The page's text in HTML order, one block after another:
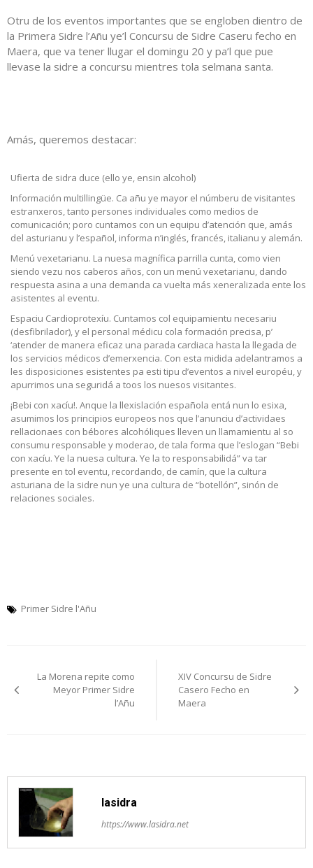
Otru de los eventos importantes que se engloben dientro de
la Primera Sidre l’Añu ye’l Concursu de Sidre Caseru fecho en
Maera, que va tener llugar el domingu 20 y pa’l que pue
llevase la sidre a concursu mientres tola selmana santa.
Amás, queremos destacar:
Ufierta de sidra duce (ello ye, ensin alcohol)
Información multillingüe. Ca añu ye mayor el númberu de visitantes
estranxeros, tanto persones individuales como medios de
comunicación; poro cuntamos con un equipu d’atención que, amás
del asturianu y l’español, informa n’inglés, francés, italianu y alemán.
Menú vexetarianu. La nuesa magnífica parrilla cunta, como vien
siendo vezu nos caberos años, con un menú vexetarianu, dando
respuesta asina a una demanda ca vuelta más xeneralizada ente los
asistentes al eventu.
Espaciu Cardioprotexíu. Cuntamos col equipamientu necesariu
(desfibrilador), y el personal médicu cola formación precisa, p’
‘atender de manera eficaz una parada cardiaca hasta la llegada de
los servicios médicos d’emerxencia. Con esta midida adelantramos a
les disposiciones esistentes pa esti tipu d’eventos a nivel européu, y
apurrimos una seguridá a toos los nuesos visitantes.
¡Bebi con xacíu!. Anque la llexislación española entá nun lo esixa,
asumimos los principios europeos nos que l’anunciu d’actividaes
rellacionaes con bébores alcohóliques lleven un llamamientu al so
consumu responsable y moderao, de tala forma que l’eslogan “Bebi
con xacíu. Ye la nuesa cultura. Ye la to responsabilidá” va tar
presente en tol eventu, recordando, de camín, que la cultura
asturiana de la sidre nun ye una cultura de “botellón”, sinón de
relaciones sociales.
Primer Sidre l'Añu
pelos
La Morena repite como
Meyor Primer Sidre
l’Añu
XIV Concursu de Sidre
Casero Fecho en
Maera
lasidra
https://www.lasidra.net